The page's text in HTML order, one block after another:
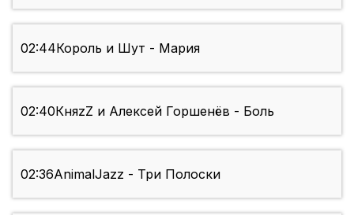
02:44Король и Шут - Мария
02:40КняzZ и Алексей Горшенёв - Боль
02:36AnimalJazz - Три Полоски